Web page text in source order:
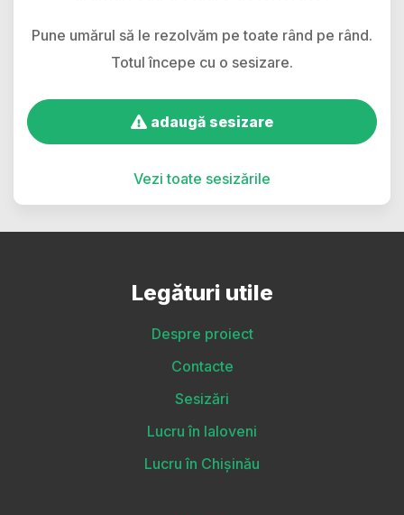
Pune umărul să le rezolvăm pe toate rând pe rând.
Totul începe cu o sesizare.
adaugă sesizare
Vezi toate sesizările
Legături utile
Despre proiect
Contacte
Sesizări
Lucru în Ialoveni
Lucru în Chișinău